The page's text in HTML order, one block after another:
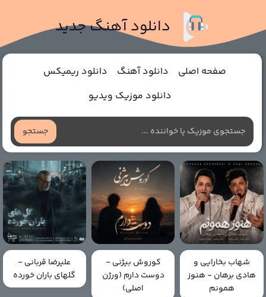
دانلود آهنگ جدید
صفحه اصلی دانلود آهنگ
دانلود ریمیکس
دانلود موزیک ویدیو
جستجو
شهاب بخارایی و
هادی برهان - هنوز
همونم
کوروش بیژنی -
دوست دارم (ورژن
اصلی)
علیرضا قربانی -
گلهای باران خورده